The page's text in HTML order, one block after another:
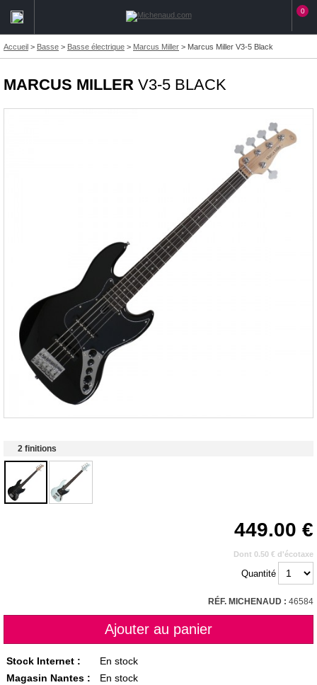
0
Accueil > Basse > Basse électrique > Marcus Miller > Marcus Miller V3-5 Black
MARCUS MILLER V3-5 BLACK
2 finitions
449.00
Dont 0.50 € d'écotaxe
Quantité
RÉF. MICHENAUD : 46584
Stock Internet :
En stock
Magasin Nantes :
En stock